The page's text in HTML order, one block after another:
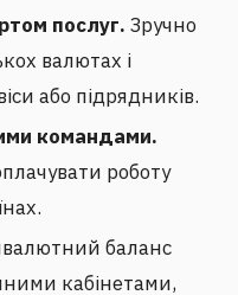
послуг. Зручно
валютах і
або підрядників.
командами.
роботу
баланс
кабінетами,